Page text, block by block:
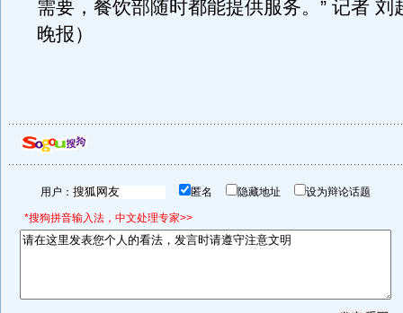
需要，餐饮部随时都能提供服务。” 记者 刘
晚报）
用户： 匿名 隐藏地址 设为辩论话题
*搜狗拼音输入法，中文处理专家>>